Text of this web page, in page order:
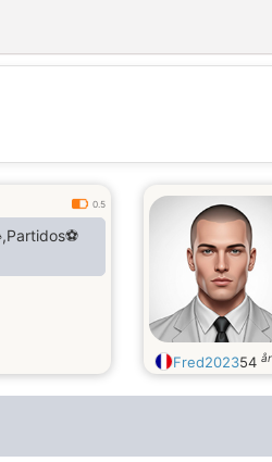
0.5
Fred202354